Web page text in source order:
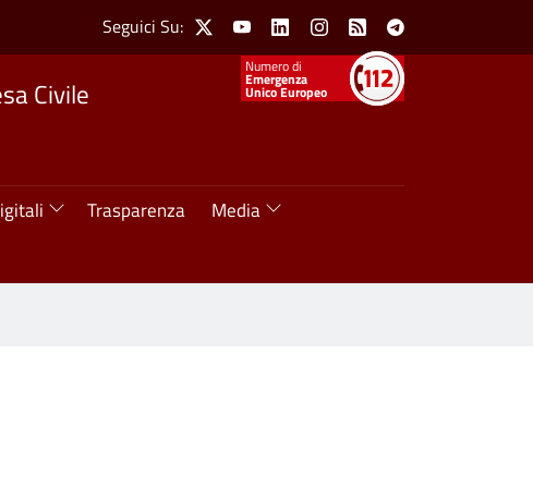
Social Menu
Seguici Su: X YoutubeLinkedinInstagram
Feed Telegram
Numeri utili
Emergenza
Unico Europeo
Civile
Trasparenza
Media